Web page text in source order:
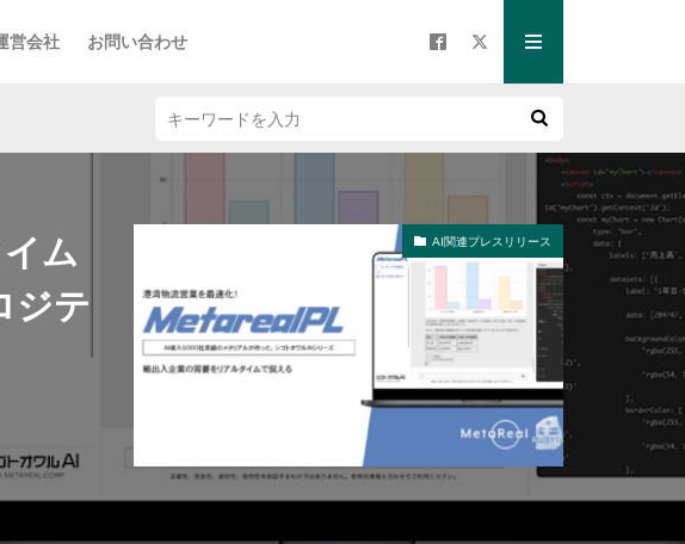
営会社 お問い合わせ
ム
ジテ
AI関連プレスリリース